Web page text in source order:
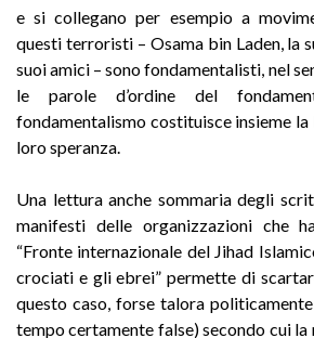
e si collegano per esempio a
questi terroristi – Osama bin Laden, la
suoi amici – sono fondamentalisti, nel
le parole d’ordine del
fondamentalismo costituisce insieme
loro speranza.
Una lettura anche sommaria degli
manifesti delle organizzazioni che
“Fronte internazionale del Jihad
crociati e gli ebrei” permette di
questo caso, forse talora
tempo certamente false) secondo cui la